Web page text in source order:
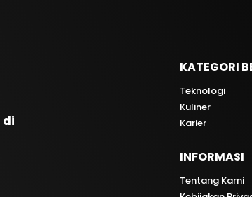
di
KATEGORI
Teknologi
Kuliner
Karier
INFORMASI
Tentang Kami